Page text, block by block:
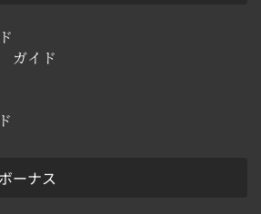
ガイド
ーナス